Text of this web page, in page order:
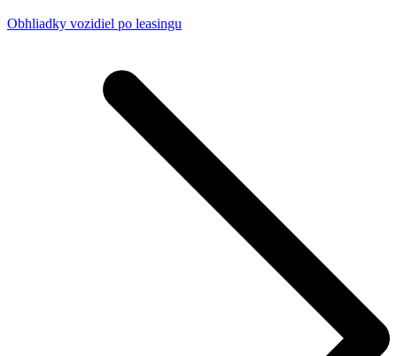
Obhliadky vozidiel po leasingu